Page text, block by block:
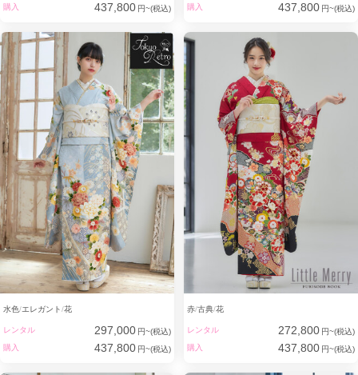
購入
437,800 円~(税込)
購入
437,800 円~(税込)
水色 エレガント 花
レンタル 297,000 円~(税込)
購入
437,800 円~(税込)
赤 古典 花
レンタル 272,800 円~(税込)
購入
437,800 円~(税込)